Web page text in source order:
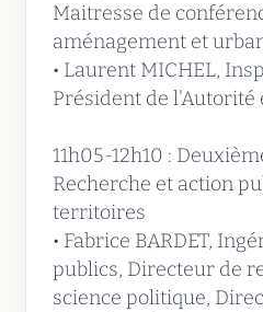
Maitresse de
aménagement et
• Laurent MICHEL,
Président de
11h05-12h10 :
Recherche et action
territoires
• Fabrice BARDET,
publics, Directeur de
science politique,